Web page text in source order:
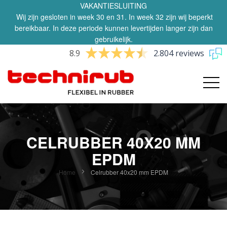
VAKANTIESLUITING
Wij zijn gesloten in week 30 en 31. In week 32 zijn wij beperkt
bereikbaar. In deze periode kunnen levertijden langer zijn dan
gebruikelijk.
8.9 2.804 reviews
CELRUBBER 40X20 MM
EPDM
Home Celrubber 40x20 mm EPDM